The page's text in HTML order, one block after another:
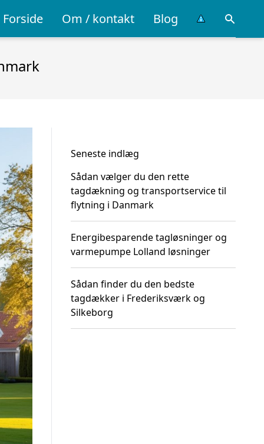
Forside Om / kontakt Blog
Seneste indlæg
Sådan vælger du den rette
tagdækning og transportservice til
flytning i Danmark
Energibesparende tagløsninger og
varmepumpe Lolland løsninger
Sådan finder du den bedste
tagdækker i Frederiksværk og
Silkeborg